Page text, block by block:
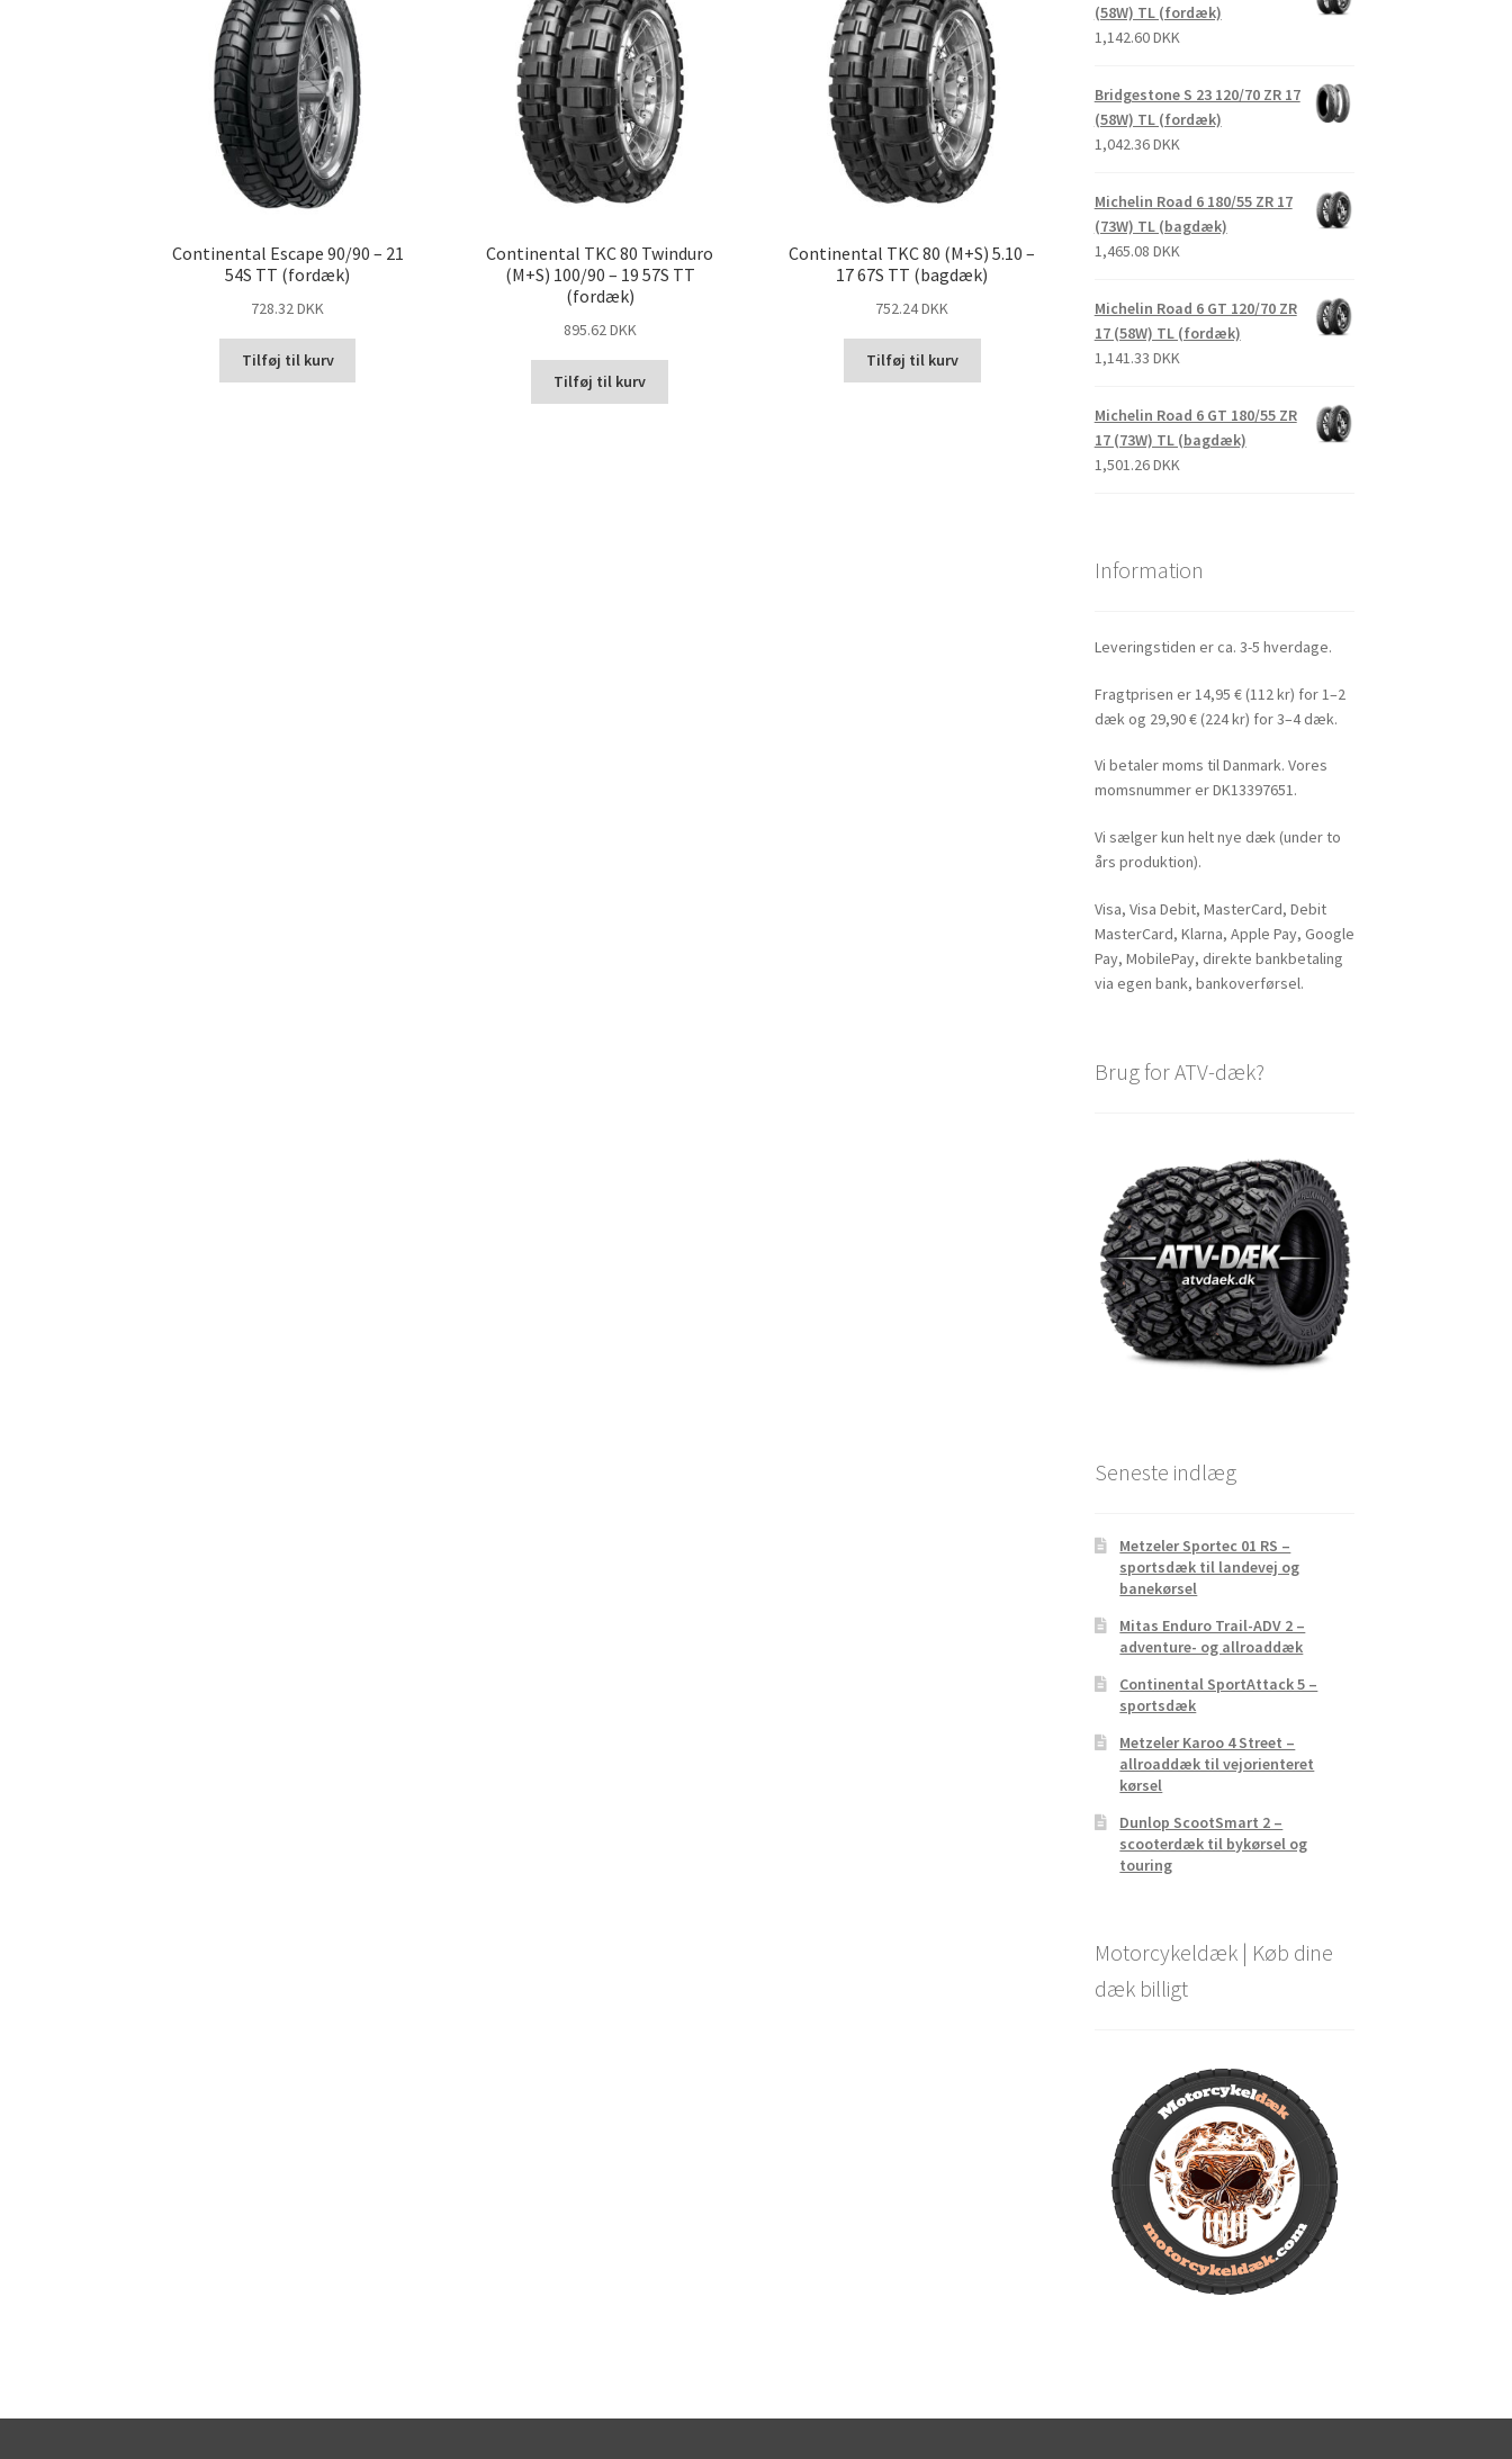
Continental Escape 90/90 – 21
54S TT (fordæk)
728.32 DKK
Tilføj til kurv
Continental TKC 80 Twinduro
(M+S) 100/90 – 19 57S TT
(fordæk)
895.62 DKK
Tilføj til kurv
Continental TKC 80 (M+S) 5.10 –
17 67S TT (bagdæk)
752.24 DKK
Tilføj til kurv
(58W) TL (fordæk)
1,142.60 DKK
Bridgestone S 23 120/70 ZR 17
(58W) TL (fordæk)
1,042.36 DKK
Michelin Road 6 180/55 ZR 17
(73W) TL (bagdæk)
1,465.08 DKK
Michelin Road 6 GT 120/70 ZR
17 (58W) TL (fordæk)
1,141.33 DKK
Michelin Road 6 GT 180/55 ZR
17 (73W) TL (bagdæk)
1,501.26 DKK
Information
Leveringstiden er ca. 3-5 hverdage.
Fragtprisen er 14,95 € (112 kr) for 1–2
dæk og 29,90 € (224 kr) for 3–4 dæk.
Vi betaler moms til Danmark. Vores
momsnummer er DK13397651.
Vi sælger kun helt nye dæk (under to
års produktion).
Visa, Visa Debit, MasterCard, Debit
MasterCard, Klarna, Apple Pay, Google
Pay, MobilePay, direkte bankbetaling
via egen bank, bankoverførsel.
Brug for ATV-dæk?
Seneste indlæg
Metzeler Sportec 01 RS –
sportsdæk til landevej og
banekørsel
Mitas Enduro Trail-ADV 2 –
adventure- og allroaddæk
Continental SportAttack 5 –
sportsdæk
Metzeler Karoo 4 Street –
allroaddæk til vejorienteret
kørsel
Dunlop ScootSmart 2 –
scooterdæk til bykørsel og
touring
Motorcykeldæk | Køb dine
dæk billigt